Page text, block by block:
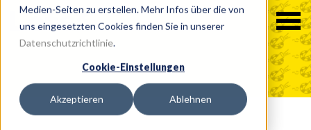
Medien-Seiten zu erstellen. Mehr Infos über die von
uns eingesetzten Cookies finden Sie in unserer
Datenschutzrichtlinie.
Cookie-Einstellungen
Akzeptieren Ablehnen